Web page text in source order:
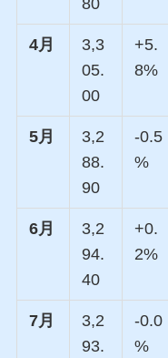
80
4月
3,3
05.
00
+5.
8%
5月
3,2
88.
90
-0.5
%
6月
3,2
94.
40
+0.
2%
7月
3,2
93.
-0.0
%